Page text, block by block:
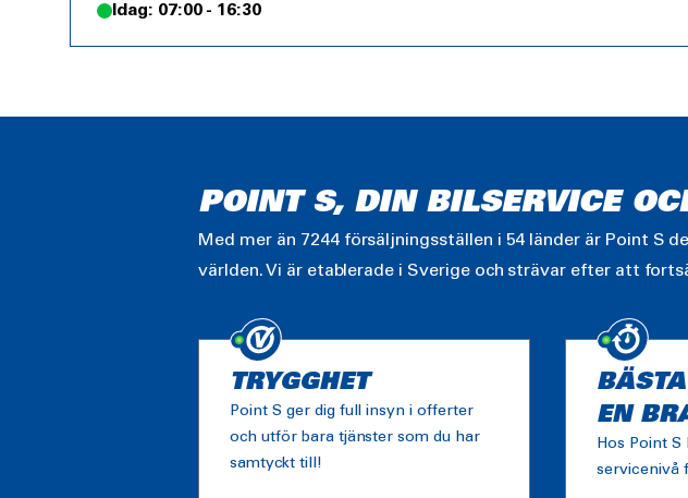
Idag: 07:00 - 16:30
POINT S, DIN BILSERVICE
Med mer än 7244 försäljningsställen i 54 länder är Point S
världen. Vi är etablerade i Sverige och strävar efter att
TRYGGHET
Point S ger dig full insyn i offerter
och utför bara tjänster som du har
samtyckt till!
EN
Hos Point
servicenivå